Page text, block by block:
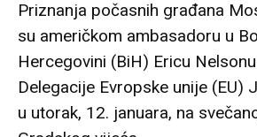
Priznanja počasnih građana
su američkom ambasadoru u
Hercegovini (BiH) Ericu
Delegacije Evropske unije (EU)
u utorak, 12. januara, na